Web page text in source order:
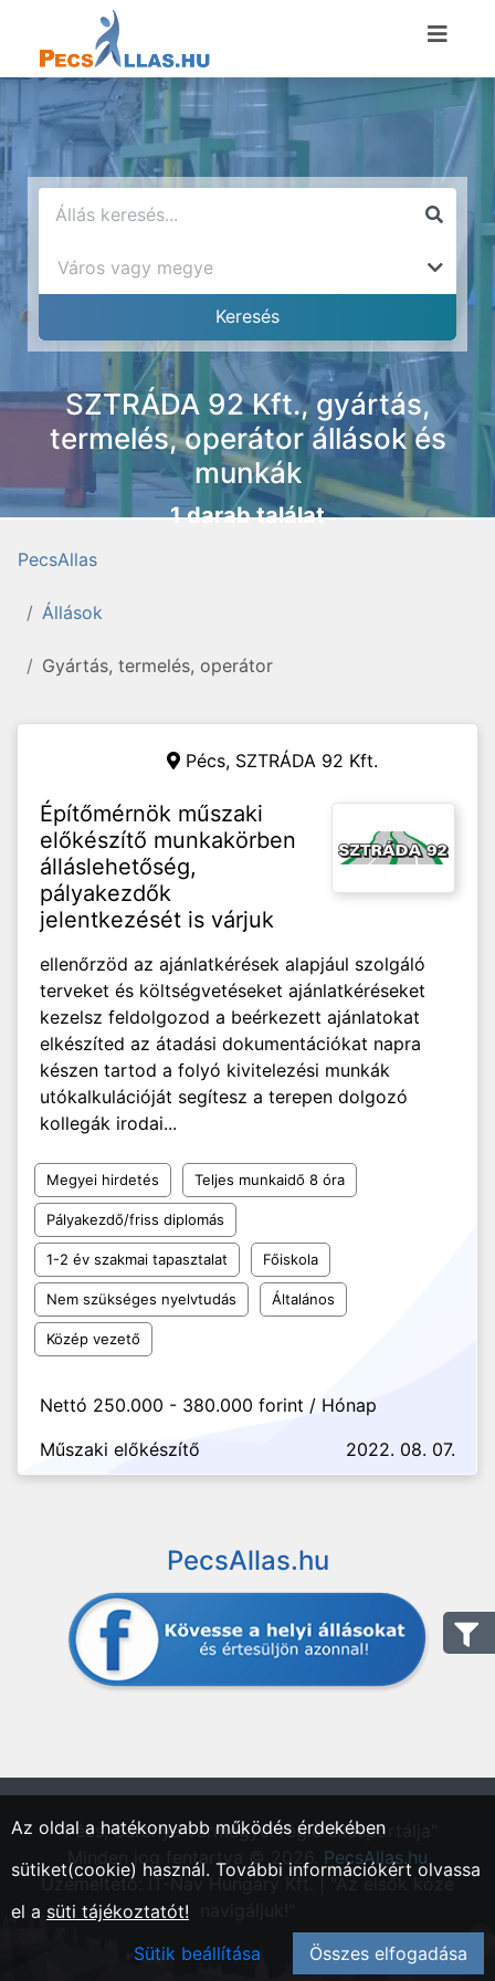
SZTRÁDA 92 Kft., gyártás,
termelés, operátor állások és
munkák
1 darab találat
PecsAllas
Állások
Gyártás, termelés, operátor
Pécs, SZTRÁDA 92 Kft.
Építőmérnök műszaki
előkészítő munkakörben
álláslehetőség,
pályakezdők
jelentkezését is várjuk
ellenőrzöd az ajánlatkérések alapjául szolgáló
terveket és költségvetéseket ajánlatkéréseket
kezelsz feldolgozod a beérkezett ajánlatokat
elkészíted az átadási dokumentációkat napra
készen tartod a folyó kivitelezési munkák
utókalkulációját segítesz a terepen dolgozó
kollegák irodai...
Megyei hirdetés Teljes munkaidő 8 óra
Pályakezdő/friss diplomás
1-2 év szakmai tapasztalat Főiskola
Nem szükséges nyelvtudás Általános
Közép vezető
Nettó 250.000 - 380.000 forint / Hónap
Műszaki előkészítő
2022. 08. 07.
PecsAllas.hu
"Pécs, Baranya vármegyei régió állásportálja"
Minden jog fentartva © 2026. PecsAllas.hu
Üzemeltető: IT-Nav Hungary Kft. | "Az elsők közé
Az oldal a hatékonyabb működés érdekében
sütiket(cookie) használ. További információkért olvassa
el a süti tájékoztatót!
Sütik beállítása
Összes elfogadása